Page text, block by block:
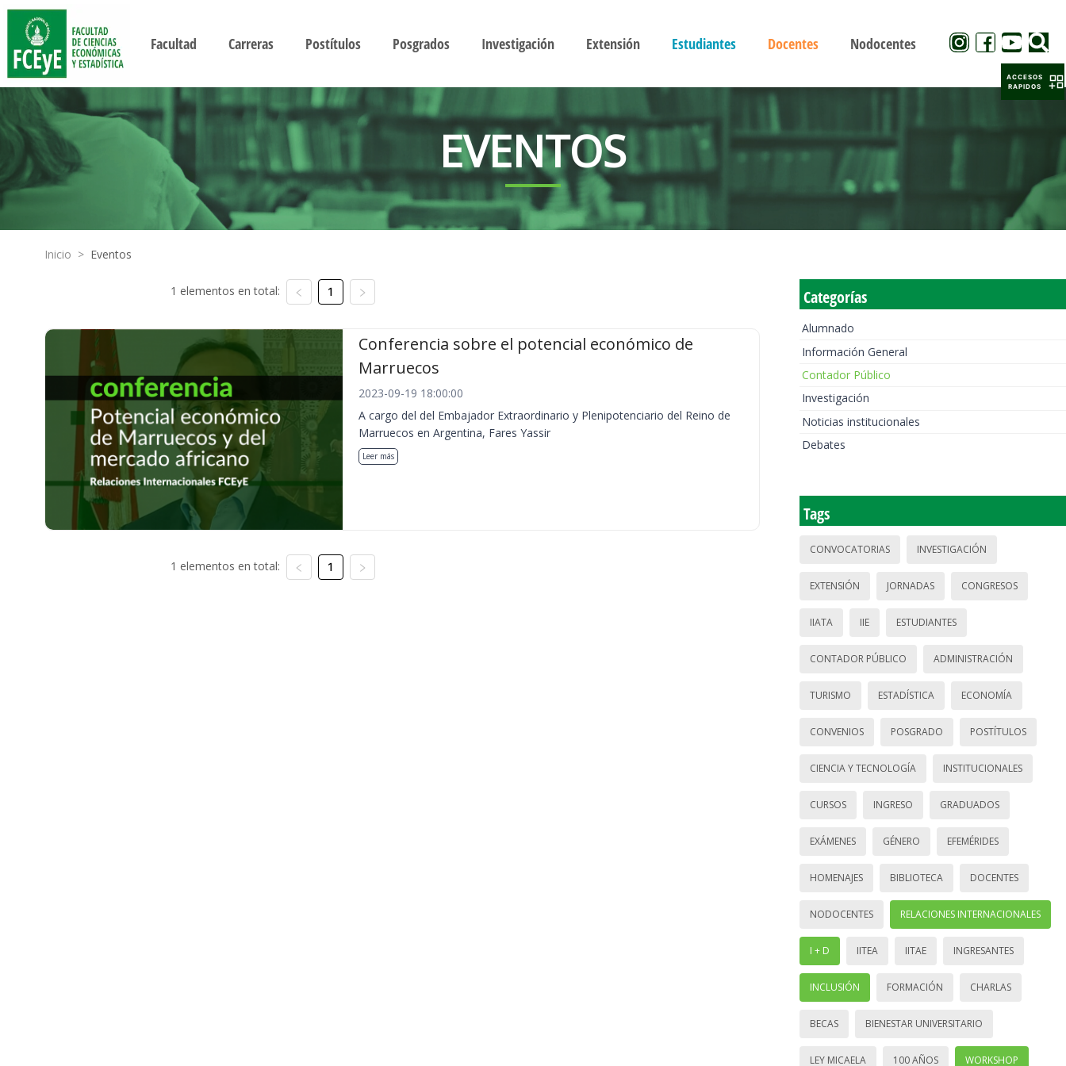
Facultad Carreras Postítulos Posgrados Investigación Extensión Estudiantes Docentes Nodocentes
EVENTOS
Inicio > Eventos
1 elementos en total: 1
Conferencia sobre el potencial económico de
Marruecos
2023-09-19 18:00:00
A cargo del del Embajador Extraordinario y Plenipotenciario del Reino de
Marruecos en Argentina, Fares Yassir
Leer más
1 elementos en total: 1
Categorías
Alumnado
Información General
Contador Público
Investigación
Noticias institucionales
Debates
Tags
CONVOCATORIAS INVESTIGACIÓN
EXTENSIÓN JORNADAS CONGRESOS
IIATA IIE ESTUDIANTES
CONTADOR PÚBLICO ADMINISTRACIÓN
TURISMO ESTADÍSTICA ECONOMÍA
CONVENIOS POSGRADO POSTÍTULOS
CIENCIA Y TECNOLOGÍA INSTITUCIONALES
CURSOS INGRESO GRADUADOS
EXÁMENES GÉNERO EFEMÉRIDES
HOMENAJES BIBLIOTECA DOCENTES
NODOCENTES RELACIONES INTERNACIONALES
I + D IITEA IITAE INGRESANTES
INCLUSIÓN FORMACIÓN CHARLAS
BECAS BIENESTAR UNIVERSITARIO
LEY MICAELA 100 AÑOS WORKSHOP
ACCESOS
RAPIDOS